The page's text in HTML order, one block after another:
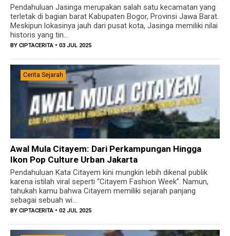
Pendahuluan Jasinga merupakan salah satu kecamatan yang
terletak di bagian barat Kabupaten Bogor, Provinsi Jawa Barat.
Meskipun lokasinya jauh dari pusat kota, Jasinga memiliki nilai
historis yang tin...
BY CIPTACERITA • 03 JUL 2025
Cerita Sejarah
Awal Mula Citayem: Dari Perkampungan Hingga
Ikon Pop Culture Urban Jakarta
Pendahuluan Kata Citayem kini mungkin lebih dikenal publik
karena istilah viral seperti “Citayem Fashion Week”. Namun,
tahukah kamu bahwa Citayem memiliki sejarah panjang
sebagai sebuah wi...
BY CIPTACERITA • 02 JUL 2025